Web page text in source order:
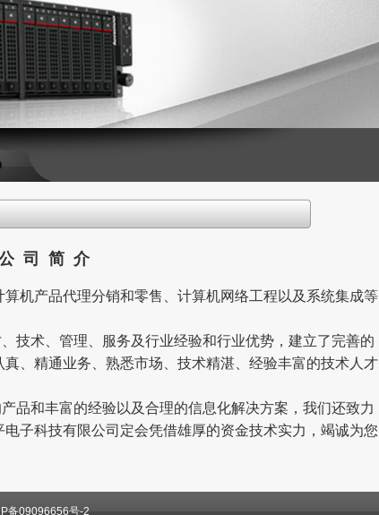
司 简 介
机产品代理分销和零售、计算机网络工程以及系统集成等
技术、管理、服务及行业经验和行业优势，建立了完善的
、精通业务、熟悉市场、技术精湛、经验丰富的技术人才
品和丰富的经验以及合理的信息化解决方案，我们还致力
子科技有限公司定会凭借雄厚的资金技术实力，竭诚为您
备09096656号-2